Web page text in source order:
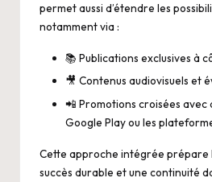
permet aussi d’étendre les
notamment via :
📚 Publications exclusives à
🎥 Contenus audiovisuels et
📲 Promotions croisées avec
Google Play ou les
Cette approche intégrée prépare
succès durable et une continuité